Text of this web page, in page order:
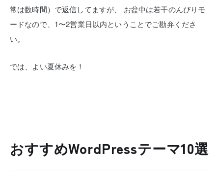
常は数時間）で返信してますが、
お盆中は若干のんびりモ
ードなので、1〜2営業日以内ということでご勘弁くださ
い。
では、よい夏休みを！
おすすめWordPressテーマ10選